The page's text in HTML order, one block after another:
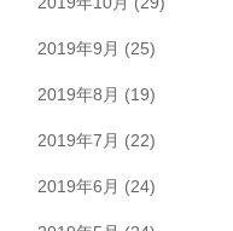
2019年9月 (25)
2019年8月 (19)
2019年7月 (22)
2019年6月 (24)